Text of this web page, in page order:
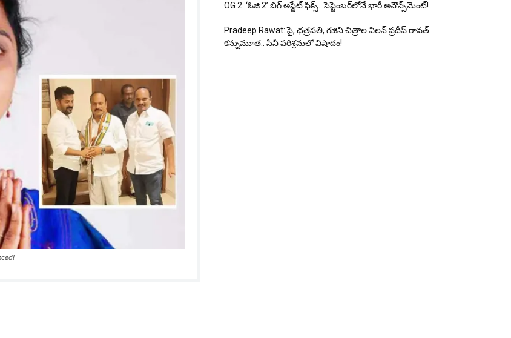
OG 2: ‘ఓజి 2’ బిగ్ అప్డేట్ ఫిక్స్.. సెప్టెంబర్‌లోనే భారీ అనౌన్స్‌మెంట్!
Pradeep Rawat: సై, ఛత్రపతి, గజిని చిత్రాల విలన్ ప్రదీప్ రావత్
కన్నుమూత.. సినీ పరిశ్రమలో విషాదం!